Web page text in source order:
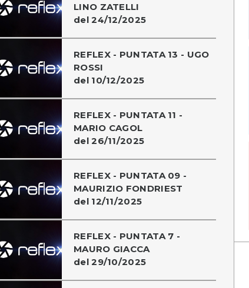
LINO ZATELLI
del 24/12/2025
REFLEX - PUNTATA 13 - UGO
ROSSI
del 10/12/2025
REFLEX - PUNTATA 11 -
MARIO CAGOL
del 26/11/2025
REFLEX - PUNTATA 09 -
MAURIZIO FONDRIEST
del 12/11/2025
REFLEX - PUNTATA 7 -
MAURO GIACCA
del 29/10/2025